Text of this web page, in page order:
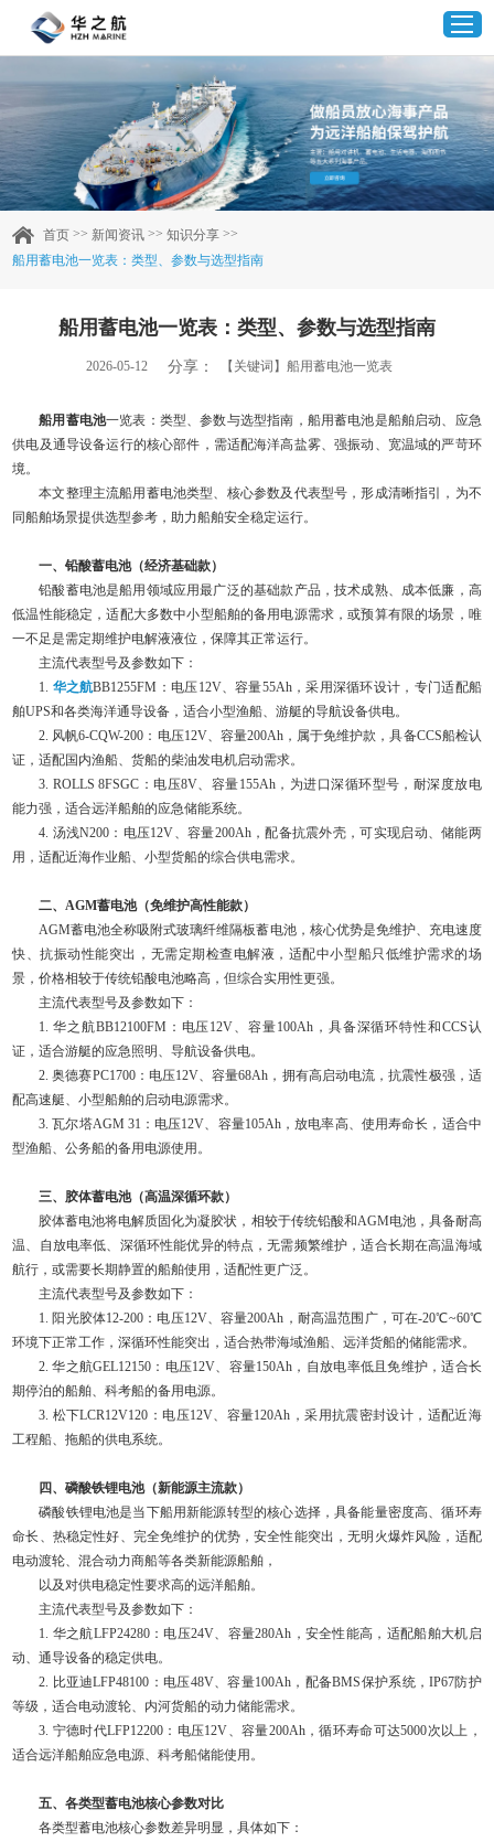
首页
产品中心
企业实力
客户案例
联系我们
首页 >> 新闻资讯 >>知识分享 >>
船用蓄电池一览表：类型、参数与选型指南
船用蓄电池一览表：类型、参数与选型指南
2026-05-12 分享： 【关键词】船用蓄电池一览表
船用蓄电池一览表：类型、参数与选型指南，船用蓄电池是船舶启动、应急
供电及通导设备运行的核心部件，需适配海洋高盐雾、强振动、宽温域的严苛环
境。
本文整理主流船用蓄电池类型、核心参数及代表型号，形成清晰指引，为不
同船舶场景提供选型参考，助力船舶安全稳定运行。
一、铅酸蓄电池（经济基础款）
铅酸蓄电池是船用领域应用最广泛的基础款产品，技术成熟、成本低廉，高
低温性能稳定，适配大多数中小型船舶的备用电源需求，或预算有限的场景，唯
一不足是需定期维护电解液液位，保障其正常运行。
主流代表型号及参数如下：
1. 华之航BB1255FM：电压12V、容量55Ah，采用深循环设计，专门适配船
舶UPS和各类海洋通导设备，适合小型渔船、游艇的导航设备供电。
2. 风帆6-CQW-200：电压12V、容量200Ah，属于免维护款，具备CCS船检认
证，适配国内渔船、货船的柴油发电机启动需求。
3. ROLLS 8FSGC：电压8V、容量155Ah，为进口深循环型号，耐深度放电
能力强，适合远洋船舶的应急储能系统。
4. 汤浅N200：电压12V、容量200Ah，配备抗震外壳，可实现启动、储能两
用，适配近海作业船、小型货船的综合供电需求。
二、AGM蓄电池（免维护高性能款）
AGM蓄电池全称吸附式玻璃纤维隔板蓄电池，核心优势是免维护、充电速度
快、抗振动性能突出，无需定期检查电解液，适配中小型船只低维护需求的场
景，价格相较于传统铅酸电池略高，但综合实用性更强。
主流代表型号及参数如下：
1. 华之航BB12100FM：电压12V、容量100Ah，具备深循环特性和CCS认
证，适合游艇的应急照明、导航设备供电。
2. 奥德赛PC1700：电压12V、容量68Ah，拥有高启动电流，抗震性极强，适
配高速艇、小型船舶的启动电源需求。
3. 瓦尔塔AGM 31：电压12V、容量105Ah，放电率高、使用寿命长，适合中
型渔船、公务船的备用电源使用。
三、胶体蓄电池（高温深循环款）
胶体蓄电池将电解质固化为凝胶状，相较于传统铅酸和AGM电池，具备耐高
温、自放电率低、深循环性能优异的特点，无需频繁维护，适合长期在高温海域
航行，或需要长期静置的船舶使用，适配性更广泛。
主流代表型号及参数如下：
1. 阳光胶体12-200：电压12V、容量200Ah，耐高温范围广，可在-20℃~60℃
环境下正常工作，深循环性能突出，适合热带海域渔船、远洋货船的储能需求。
2. 华之航GEL12150：电压12V、容量150Ah，自放电率低且免维护，适合长
期停泊的船舶、科考船的备用电源。
3. 松下LCR12V120：电压12V、容量120Ah，采用抗震密封设计，适配近海
工程船、拖船的供电系统。
四、磷酸铁锂电池（新能源主流款）
磷酸铁锂电池是当下船用新能源转型的核心选择，具备能量密度高、循环寿
命长、热稳定性好、完全免维护的优势，安全性能突出，无明火爆炸风险，适配
电动渡轮、混合动力商船等各类新能源船舶，
以及对供电稳定性要求高的远洋船舶。
主流代表型号及参数如下：
1. 华之航LFP24280：电压24V、容量280Ah，安全性能高，适配船舶大机启
动、通导设备的稳定供电。
2. 比亚迪LFP48100：电压48V、容量100Ah，配备BMS保护系统，IP67防护
等级，适合电动渡轮、内河货船的动力储能需求。
3. 宁德时代LFP12200：电压12V、容量200Ah，循环寿命可达5000次以上，
适合远洋船舶应急电源、科考船储能使用。
五、各类型蓄电池核心参数对比
各类型蓄电池核心参数差异明显，具体如下：